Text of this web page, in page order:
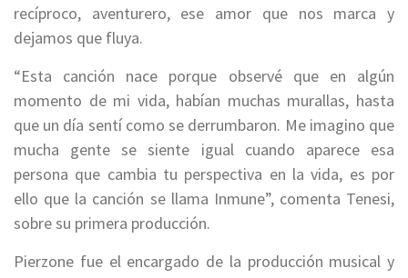
recíproco, aventurero, ese amor que nos marca y
dejamos que fluya.
“Esta canción nace porque observé que en algún
momento de mi vida, habían muchas murallas, hasta
que un día sentí como se derrumbaron. Me imagino que
mucha gente se siente igual cuando aparece esa
persona que cambia tu perspectiva en la vida, es por
ello que la canción se llama Inmune”, comenta Tenesi,
sobre su primera producción.
Pierzone fue el encargado de la producción musical y